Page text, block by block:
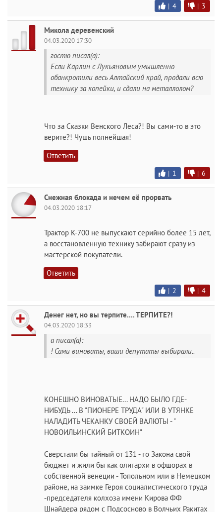
| 4 | 3
Микола деревенский
04.03.2020 17:30
гостю писал(а):
Если Карлин с Лукьяновым умышленно
обанкротили весь Алтайский край, продали всю
технику за копейки, и сдали на металлолом?
Что за Сказки Венского Леса?! Вы сами-то в это
верите?! Чушь полнейшая!
Ответить
| 1 | 6
Снежная блокада и нечем её прорвать
04.03.2020 18:17
Трактор К-700 не выпускают серийно более 15 лет,
а восстановленную технику забирают сразу из
мастерской покупатели.
Ответить
| 2 | 4
Денег нет, но вы терпите.... ТЕРПИТЕ?!
04.03.2020 18:33
а писал(а):
! Сами виноваты, ваши депутаты выбирали..
КОНЕШНО ВИНОВАТЫЕ... НАДО БЫЛО ГДЕ-
НИБУДЬ ... В "ПИОНЕРЕ ТРУДА" ИЛИ В УТЯНКЕ
НАЛАДИТЬ ЧЕКАНКУ СВОЕЙ ВАЛЮТЫ - "
НОВОИЛЬИНСКИЙ БИТКОИН"
Сверстали бы тайный от 131 - го Закона свой
бюджет и жили бы как олигархи в офшорах в
собственной венеции - Топольном или в Немецком
районе, на заимке Героя социалистического труда
-председателя колхоза имени Кирова ФФ
Шнайдера рядом с Подсосново в Волчьих Ракитах